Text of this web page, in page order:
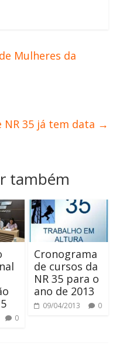
Mulheres da
35 já tem data →
também
0
Cronograma
de cursos da
NR 35 para o
ano de 2013
09/04/2013 0